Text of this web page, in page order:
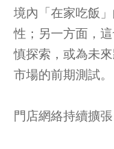
境內「在家吃飯
性；另一方面，
慎探索，或為未
市場的前期測試。
門店網絡持續擴